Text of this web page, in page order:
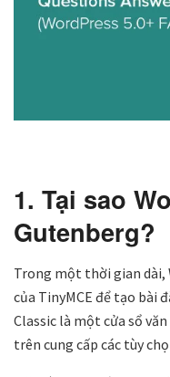
1. Tại sao
Gutenberg?
Trong một thời gian dài,
của TinyMCE để tạo bài
Classic là một cửa sổ
trên cung cấp các tùy